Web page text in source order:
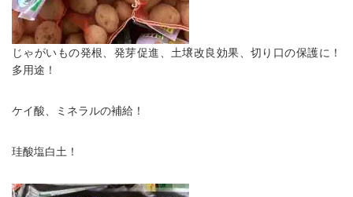
じゃがいもの発根、発芽促進、土壌改良効果、切り口の保護に！
多用途！
ケイ酸、ミネラルの補給！
珪酸塩白土！